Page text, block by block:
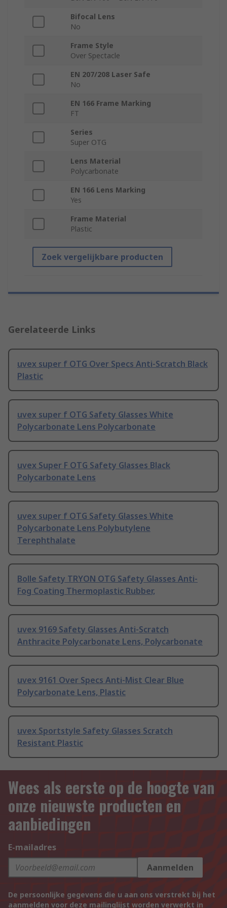
Bifocal Lens
No
Frame Style
Over Spectacle
EN 207/208 Laser Safe
No
EN 166 Frame Marking
FT
Series
Super OTG
Lens Material
Polycarbonate
EN 166 Lens Marking
Yes
Frame Material
Plastic
Zoek vergelijkbare producten
Gerelateerde Links
uvex super f OTG Over Specs Anti-Scratch Black
Plastic
uvex super f OTG Safety Glasses White
Polycarbonate Lens Polycarbonate
uvex Super F OTG Safety Glasses Black
Polycarbonate Lens
uvex super f OTG Safety Glasses White
Polycarbonate Lens Polybutylene
Terephthalate
Bolle Safety TRYON OTG Safety Glasses Anti-
Fog Coating Thermoplastic Rubber,
uvex 9169 Safety Glasses Anti-Scratch
Anthracite Polycarbonate Lens, Polycarbonate
uvex 9161 Over Specs Anti-Mist Clear Blue
Polycarbonate Lens, Plastic
uvex Sportstyle Safety Glasses Scratch
Resistant Plastic
Wees als eerste op de hoogte van
onze nieuwste producten en
aanbiedingen
E-mailadres
Aanmelden
De persoonlijke gegevens die u aan ons verstrekt bij het
aanmelden voor deze mailinglijst worden verwerkt in